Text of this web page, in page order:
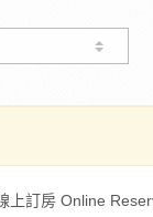
上訂房 Online